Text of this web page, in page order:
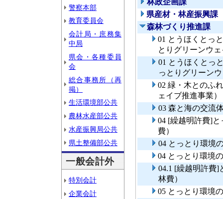
警察本部
教育委員会
会計局・庶務集
中局
県会・各種委員
会
総合事務所（再
掲）
生活環境部公共
農林水産部公共
水産振興局公共
県土整備部公共
一般会計外
特別会計
企業会計
林政企画課
県産材・林産振興課
森林づくり推進課
01 とうほくとっ
とりグリーンウ
01 とうほくとっ
っとりグリーン
02 緑・木とのふ
ェイブ推進事業）
03 森と海の交流
04 [繰越明許費]
費）
04 とっとり環境
04 とっとり環境
04.1 [繰越明許費]
林費）
05 とっとり環境